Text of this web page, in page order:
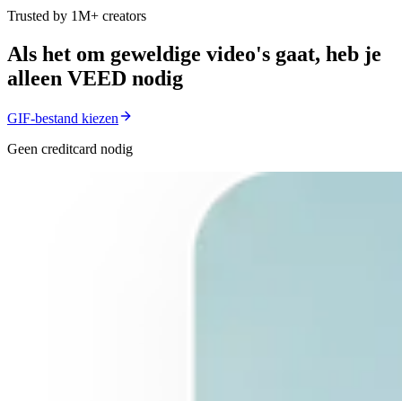
Trusted by 1M+ creators
Als het om geweldige video's gaat, heb je
alleen VEED nodig
GIF-bestand kiezen
Geen creditcard nodig